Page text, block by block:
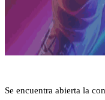
Se encuentra abierta la